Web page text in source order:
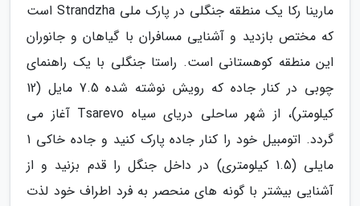
مارینا رکا یک منطقه جنگلی در پارک ملی Strandzha است
که مختص بازدید و آشنایی مسافران با گیاهان و جانوران
این منطقه کوهستانی است. راستا جنگلی با یک راهنمای
چوبی در کنار جاده که رویش نوشته شده 7.5 مایل (12
کیلومتر)، از شهر ساحلی دریای سیاه Tsarevo آغاز می
گردد. اتومبیل خود را کنار جاده پارک کنید و جاده خاکی 1
مایلی (1.5 کیلومتری) در داخل جنگل را قدم بزنید و از
آشنایی بیشتر با گونه های منحصر به فرد اطراف خود لذت